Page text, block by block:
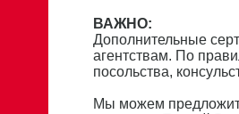
ВАЖНО:
Дополнительные
агентствам. По
посольства,
Мы можем